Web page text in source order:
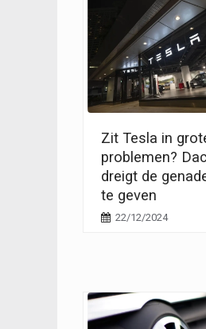
Zit Tesla in
problemen?
dreigt de
te geven
22/12/2024